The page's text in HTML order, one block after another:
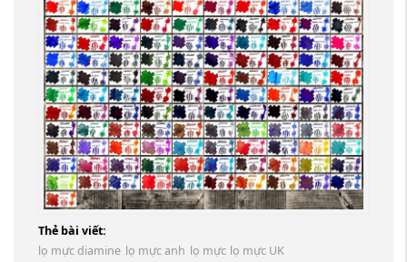
Thẻ bài viết:
lọ mực diamine lọ mực anh lọ mực lọ mực UK